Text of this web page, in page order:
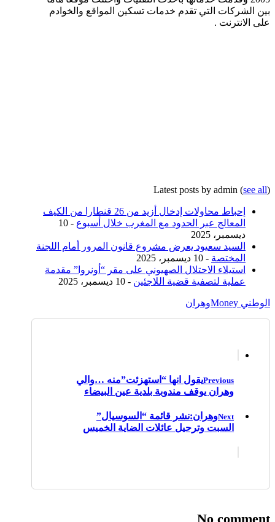
بين الشركات التي تقدم خدمات تسكين المواقع والخوادم
على الانترنت .
Latest posts by admin (see all)
إحباط محاولات إدخال أزيد من 26 قنطارا من الكيف
المعالج عبر الحدود مع المغرب خلال أسبوع
- 10
ديسمبر، 2025
السيد سعيود يعرض مشروع قانون المرور أمام اللجنة
المختصة - 10 ديسمبر، 2025
استيلاء الاحتلال الصهيوني على مقر “أونروا” مقدمة
عملية لتصفية قضية اللاجئين - 10 ديسمبر، 2025
الوطني Money وهران
Previousيقول انها “استهزئت”منه …والي
وهران يوقف مندوبة بلدية عين البيضاء
Nextوهران:نشر قائمة “السوسيال”
السبت وترحيل عائلات الضاية الخميس
No comment